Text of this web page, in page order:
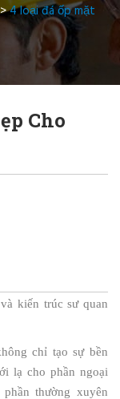
4 loại đá ốp mặt
Cho
kiến trúc sư quan
chỉ tạo sự bền
lạ cho phần ngoại
thường xuyên